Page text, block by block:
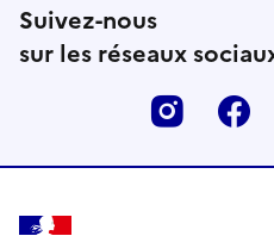
Suivez-nous
sur les réseaux